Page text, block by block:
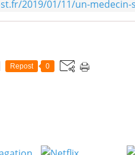
Repost 0